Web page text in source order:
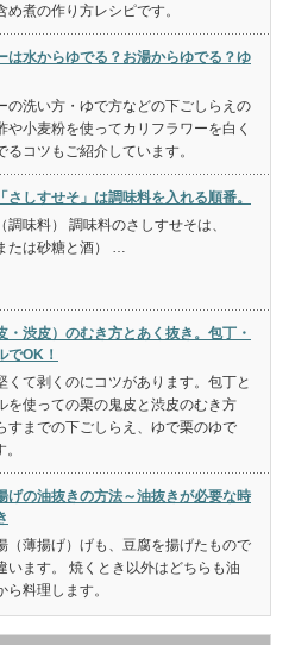
め煮の作り方レシピです。
は水からゆでる？お湯からゆでる？ゆ
の洗い方・ゆで方などの下ごしらえの
や小麦粉を使ってカリフラワーを白く
るコツもご紹介しています。
さしすせそ」は調味料を入れる順番。
調味料） 調味料のさしすせそは、
たは砂糖と酒） …
・渋皮）のむき方とあく抜き。包丁・
でOK！
くて剥くのにコツがあります。包丁と
を使っての栗の鬼皮と渋皮のむき方
すまでの下ごしらえ、ゆで栗のゆで
げの油抜きの方法～油抜きが必要な時
（薄揚げ）げも、豆腐を揚げたもので
います。 焼くとき以外はどちらも油
ら料理します。